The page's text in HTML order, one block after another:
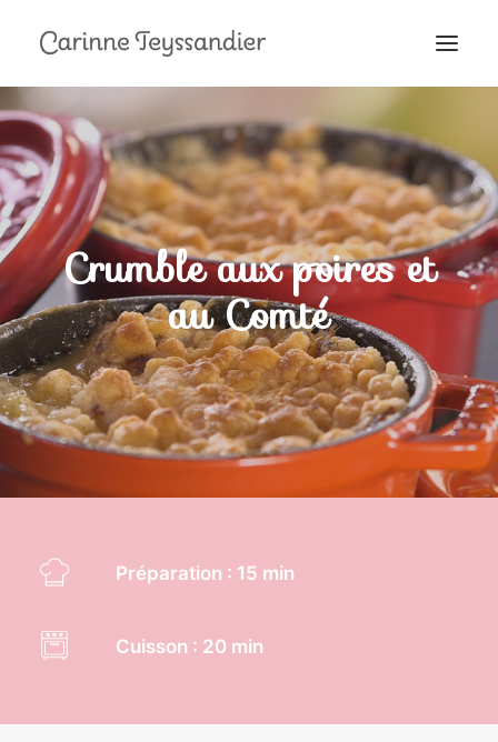
MON PARCOURS
À LA TÉLÉ
PRESTATIONS
MES RECETTES
EN COULISSES
Crumble aux poires et
au Comté
Préparation : 15 min
Cuisson : 20 min